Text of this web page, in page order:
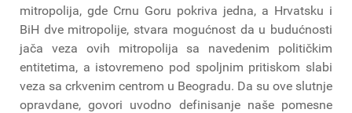
mitropolija, gde Crnu Goru pokriva jedna, a Hrvatsku i
BiH dve mitropolije, stvara mogućnost da u budućnosti
jača veza ovih mitropolija sa navedenim političkim
entitetima, a istovremeno pod spoljnim pritiskom slabi
veza sa crkvenim centrom u Beogradu. Da su ove slutnje
opravdane, govori uvodno definisanje naše pomesne